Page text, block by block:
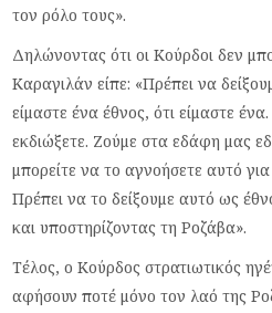
τον ρόλο τους».
Δηλώνοντας ότι οι Κούρδοι δεν
Καραγιλάν είπε: «Πρέπει να
είμαστε ένα έθνος, ότι είμαστε
εκδιώξετε. Ζούμε στα εδάφη μας
μπορείτε να το αγνοήσετε αυτό
Πρέπει να το δείξουμε αυτό ως
και υποστηρίζοντας τη Ροζάβα».
Τέλος, ο Κούρδος στρατιωτικός
αφήσουν ποτέ μόνο τον λαό της